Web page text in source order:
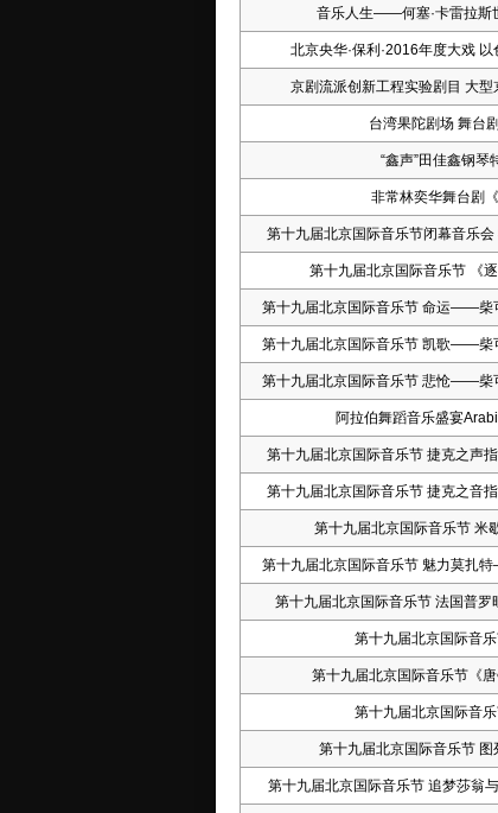
音乐人生——何塞·卡雷拉斯
北京央华·保利·2016年度大戏 以
京剧流派创新工程实验剧目 大型
台湾果陀剧场 舞台
“鑫声”田佳鑫钢琴
非常林奕华舞台剧
第十九届北京国际音乐节闭幕音乐
第十九届北京国际音乐节 《
第十九届北京国际音乐节 命运——柴
第十九届北京国际音乐节 凯歌——柴
第十九届北京国际音乐节 悲怆——柴
阿拉伯舞蹈音乐盛宴
第十九届北京国际音乐节 捷克之声
第十九届北京国际音乐节 捷克之音
第十九届北京国际音乐节 米
第十九届北京国际音乐节 魅力莫扎
第十九届北京国际音乐节 法国普罗
第十九届北京国际音
第十九届北京国际音乐节《
第十九届北京国际音
第十九届北京国际音乐节
第十九届北京国际音乐节 追梦莎翁